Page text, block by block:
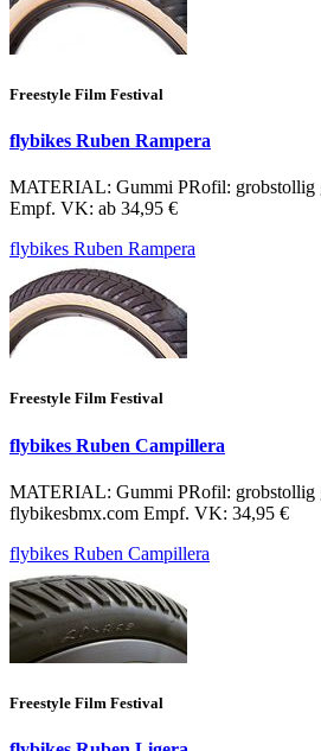
Freestyle Film Festival
flybikes Ruben Rampera
MATERIAL: Gummi PRofil: grobstollig
Empf. VK: ab 34,95 €
flybikes Ruben Rampera
Freestyle Film Festival
flybikes Ruben Campillera
MATERIAL: Gummi PRofil: grobstollig
flybikesbmx.com Empf. VK: 34,95 €
flybikes Ruben Campillera
Freestyle Film Festival